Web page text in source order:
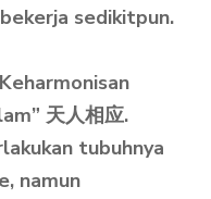
sedikitpun.
天人相应.
tubuhnya
namun